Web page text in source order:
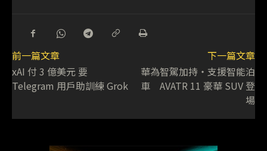
前一篇文章
xAI 付 3 億美元 要
Telegram 用戶助訓練 Grok
下一篇文章
華為智駕加持・支援智能泊
車 AVATR 11 豪華 SUV 登
場